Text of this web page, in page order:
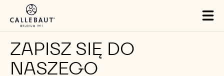
Skip to main content
ZAPISZ SIĘ DO
NASZEGO